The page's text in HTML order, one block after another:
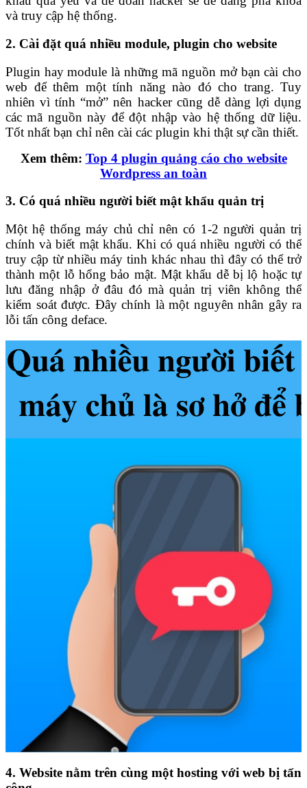
và truy cập hệ thống.
2. Cài đặt quá nhiều module, plugin cho website
Plugin hay module là những mã nguồn mở bạn cài cho
web để thêm một tính năng nào đó cho trang. Tuy
nhiên vì tính “mở” nên hacker cũng dễ dàng lợi dụng
các mã nguồn này để đột nhập vào hệ thống dữ liệu.
Tốt nhất bạn chỉ nên cài các plugin khi thật sự cần thiết.
Xem thêm: Top 4 plugin quảng cáo cho website
Wordpress an toàn
3. Có quá nhiều người biết mật khẩu quản trị
Một hệ thống máy chủ chỉ nên có 1-2 người quản trị
chính và biết mật khẩu. Khi có quá nhiều người có thể
truy cập từ nhiều máy tinh khác nhau thì đây có thể trở
thành một lỗ hổng bảo mật. Mật khẩu dễ bị lộ hoặc tự
lưu đăng nhập ở đâu đó mà quản trị viên không thể
kiểm soát được. Đây chính là một nguyên nhân gây ra
lỗi tấn công deface.
4. Website nằm trên cùng một hosting với web bị tấn